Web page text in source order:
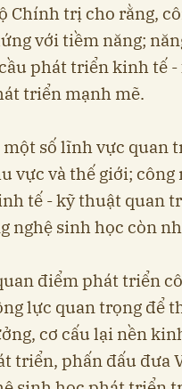
Chính trị cho rằng,
với tiềm năng;
phát triển kinh tế
triển mạnh mẽ.
một số lĩnh vực quan
vực và thế giới;
tế - kỹ thuật quan
nghệ sinh học còn
điểm phát triển
lực quan trọng để
cơ cấu lại nền
triển, phấn đấu đưa